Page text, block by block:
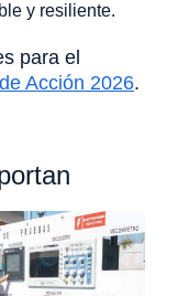
y resiliente.
para el
Acción 2026.